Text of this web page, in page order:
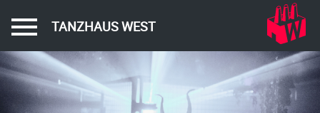
TANZHAUS WEST